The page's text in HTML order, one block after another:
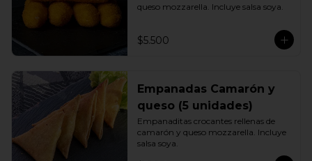
queso mozzarella. Incluye salsa soya.
$5.500
Empanadas Camarón y
queso (5 unidades)
Empanaditas crocantes rellenas de
camarón y queso mozzarella. Incluye
salsa soya.